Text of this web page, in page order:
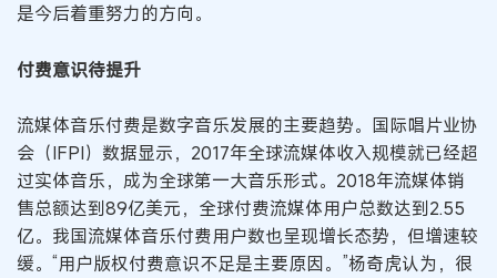
是今后着重努力的方向。
付费意识待提升
流媒体音乐付费是数字音乐发展的主要趋势。国际唱片业协
会（IFPI）数据显示，2017年全球流媒体收入规模就已经超
过实体音乐，成为全球第一大音乐形式。2018年流媒体销
售总额达到89亿美元，全球付费流媒体用户总数达到2.55
亿。我国流媒体音乐付费用户数也呈现增长态势，但增速较
缓。“用户版权付费意识不足是主要原因。”杨奇虎认为，很